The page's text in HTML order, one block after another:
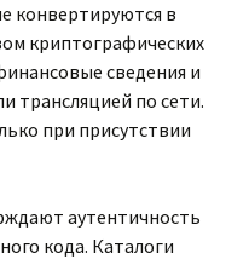
конвертируются в
криптографических
сведения и
трансляцией по сети.
при присутствии
аутентичность
кода. Каталоги